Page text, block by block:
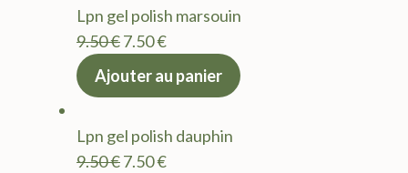
Lpn gel polish marsouin
9.50€Le
prix
9.50 €.
7.50€Le
actuel
7.50 €.
Ajouter au panier
Lpn gel polish dauphin
9.50€Le
7.50€Le